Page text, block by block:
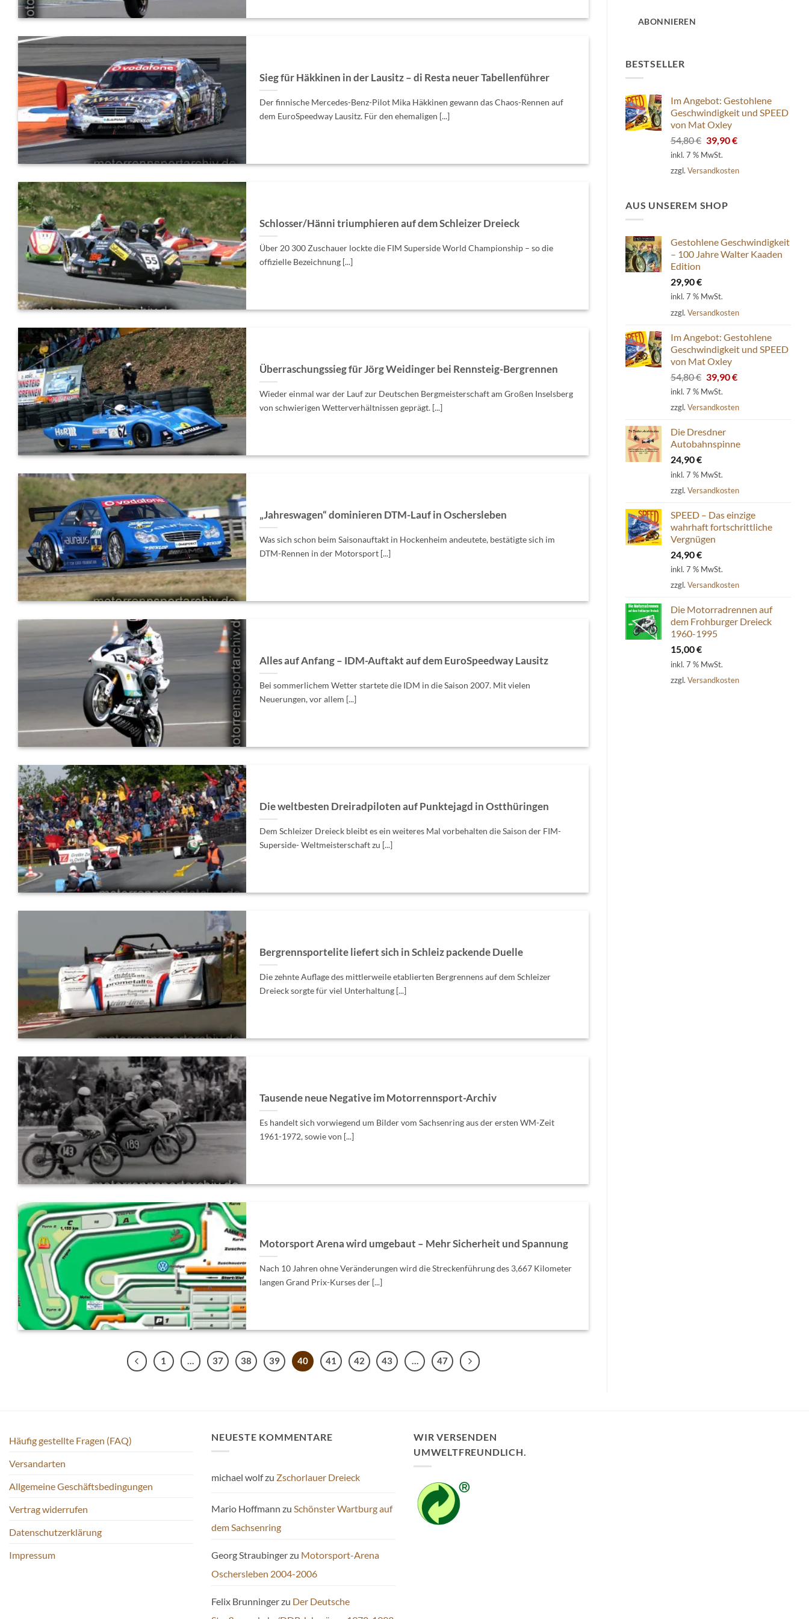
Sieg für Häkkinen in der Lausitz – di Resta neuer Tabellenführer
Der finnische Mercedes-Benz-Pilot Mika Häkkinen gewann das Chaos-Rennen auf
dem EuroSpeedway Lausitz. Für den ehemaligen [...]
Schlosser/Hänni triumphieren auf dem Schleizer Dreieck
Über 20 300 Zuschauer lockte die FIM Superside World Championship – so die
offizielle Bezeichnung [...]
Überraschungssieg für Jörg Weidinger bei Rennsteig-Bergrennen
Wieder einmal war der Lauf zur Deutschen Bergmeisterschaft am Großen Inselsberg
von schwierigen Wetterverhältnissen geprägt. [...]
„Jahreswagen“ dominieren DTM-Lauf in Oschersleben
Was sich schon beim Saisonauftakt in Hockenheim andeutete, bestätigte sich im
DTM-Rennen in der Motorsport [...]
Alles auf Anfang – IDM-Auftakt auf dem EuroSpeedway Lausitz
Bei sommerlichem Wetter startete die IDM in die Saison 2007. Mit vielen
Neuerungen, vor allem [...]
Die weltbesten Dreiradpiloten auf Punktejagd in Ostthüringen
Dem Schleizer Dreieck bleibt es ein weiteres Mal vorbehalten die Saison der FIM-
Superside- Weltmeisterschaft zu [...]
Bergrennsportelite liefert sich in Schleiz packende Duelle
Die zehnte Auflage des mittlerweile etablierten Bergrennens auf dem Schleizer
Dreieck sorgte für viel Unterhaltung [...]
Tausende neue Negative im Motorrennsport-Archiv
Es handelt sich vorwiegend um Bilder vom Sachsenring aus der ersten WM-Zeit
1961-1972, sowie von [...]
Motorsport Arena wird umgebaut – Mehr Sicherheit und Spannung
Nach 10 Jahren ohne Veränderungen wird die Streckenführung des 3,667 Kilometer
langen Grand Prix-Kurses der [...]
1 … 37 38 39 40 41 42 43 … 47
ABONNIEREN
BESTSELLER
Im Angebot: Gestohlene
Geschwindigkeit und SPEED
von Mat Oxley
54,80€ Ursprünglicher
Preis
war:
54,80 €
39,90€Aktueller
39,90 €.
inkl. 7 % MwSt.
zzgl. Versandkosten
AUS UNSEREM SHOP
Gestohlene Geschwindigkeit
– 100 Jahre Walter Kaaden
Edition
29,90€
inkl. 7 % MwSt.
zzgl. Versandkosten
Im Angebot: Gestohlene
Geschwindigkeit und SPEED
von Mat Oxley
54,80€ Ursprünglicher
Preis
54,80 €
39,90€Aktueller
39,90 €.
inkl. 7 % MwSt.
zzgl. Versandkosten
Die Dresdner
Autobahnspinne
24,90€
inkl. 7 % MwSt.
zzgl. Versandkosten
SPEED – Das einzige
wahrhaft fortschrittliche
Vergnügen
24,90€
inkl. 7 % MwSt.
zzgl. Versandkosten
Die Motorradrennen auf
dem Frohburger Dreieck
1960-1995
15,00€
inkl. 7 % MwSt.
zzgl. Versandkosten
Häufig gestellte Fragen (FAQ)
Versandarten
Allgemeine Geschäftsbedingungen
Vertrag widerrufen
Datenschutzerklärung
Impressum
NEUESTE KOMMENTARE
michael wolfzu Zschorlauer Dreieck
Mario Hoffmann zu Schönster Wartburg auf
dem Sachsenring
Georg Straubingerzu Motorsport-Arena
Oschersleben 2004-2006
Felix Brunningerzu Der Deutsche
WIR VERSENDEN
UMWELTFREUNDLICH.